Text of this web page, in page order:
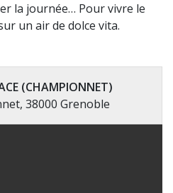
la journée… Pour vivre le
un air de dolce vita.
(CHAMPIONNET)
38000 Grenoble